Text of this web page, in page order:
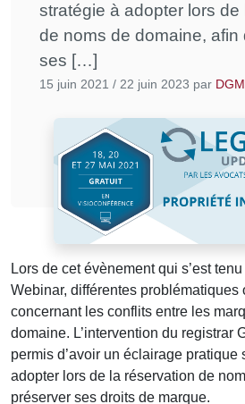
stratégie à adopter lors de
de noms de domaine, afin
ses […]
15 juin 2021 / 22 juin 2023 par DGM
Lors de cet évènement qui s’est
Webinar, différentes problématiques
concernant les conflits entre les
domaine. L’intervention du registrar
permis d’avoir un éclairage pratique
adopter lors de la réservation de
préserver ses droits de marque.